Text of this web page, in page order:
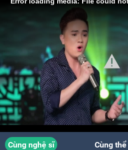
Cùng nghệ sĩ Cùng